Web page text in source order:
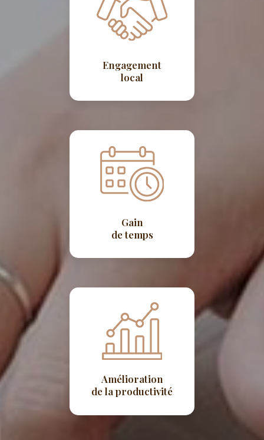
Engagement
local
Gain
de temps
Amélioration
de la productivité